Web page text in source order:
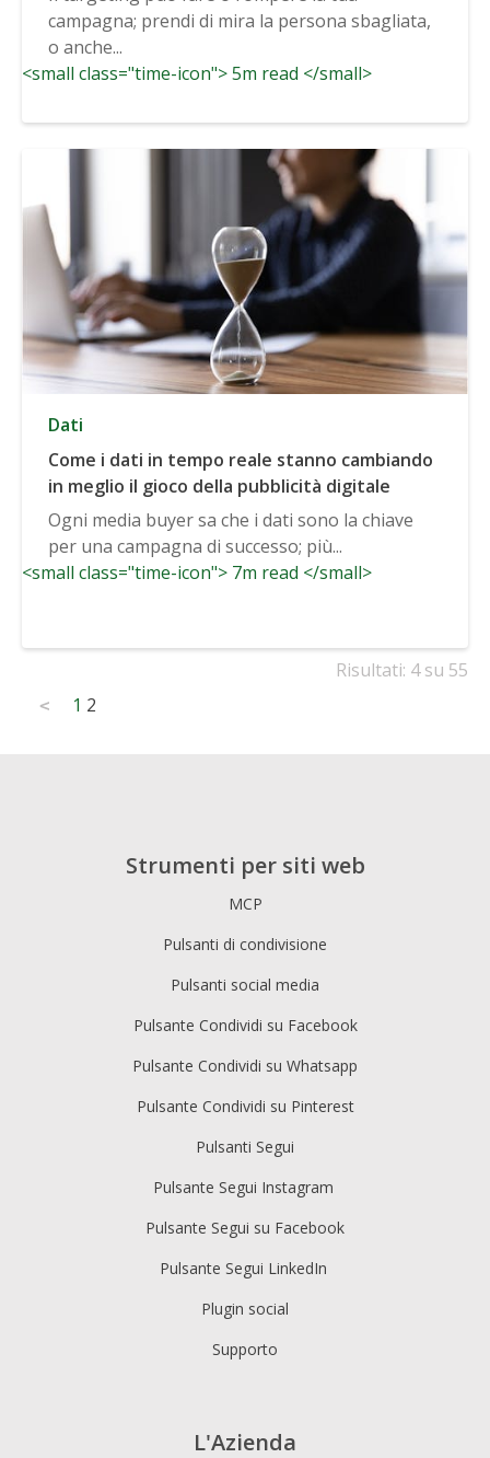
campagna; prendi di mira la persona sbagliata,
o anche...
<small class="time-icon"> 5m read </small>
Dati
Come i dati in tempo reale stanno cambiando
in meglio il gioco della pubblicità digitale
Ogni media buyer sa che i dati sono la chiave
per una campagna di successo; più...
<small class="time-icon"> 7m read </small>
Posts
< 1 2
Risultati: 4 su 55
Strumenti per siti web
MCP
Pulsanti di condivisione
Pulsanti social media
Pulsante Condividi su Facebook
Pulsante Condividi su Whatsapp
Pulsante Condividi su Pinterest
Pulsanti Segui
Pulsante Segui Instagram
Pulsante Segui su Facebook
Pulsante Segui LinkedIn
Plugin social
Supporto
L'Azienda